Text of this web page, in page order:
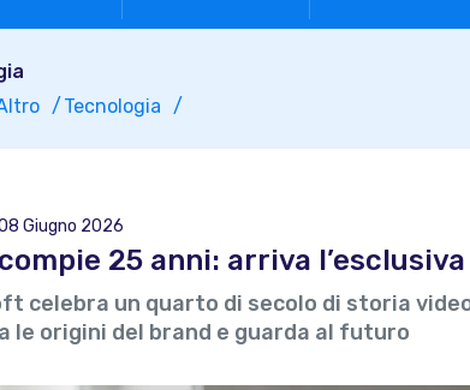
Tecnologia
Giugno 2026
25 anni: arriva
celebra un quarto di secolo di storia
le origini del brand e guarda al futuro